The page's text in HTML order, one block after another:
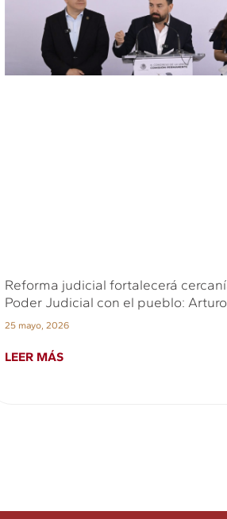
Reforma judicial fortalecerá
Poder Judicial con el pueblo:
25 mayo, 2026
LEER MÁS